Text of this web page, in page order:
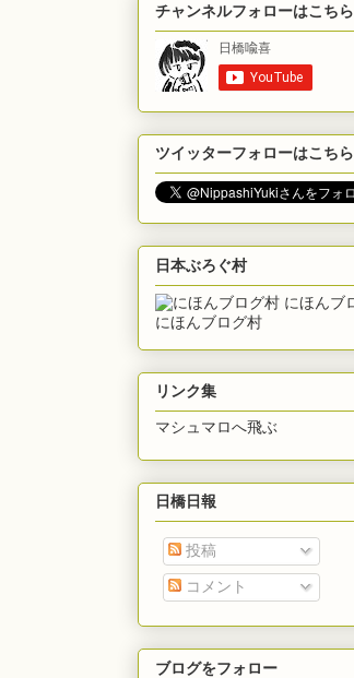
チャンネルフォローはこちら
ツイッターフォローはこちら
日本ぶろぐ村
にほんブログ村
リンク集
マシュマロへ飛ぶ
日橋日報
投稿
コメント
ブログをフォロー